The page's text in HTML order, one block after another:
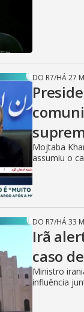
DO R7/HÁ 27
Mojtaba
assumiu o
DO R7/HÁ 33
Irã
caso
Ministro
influência